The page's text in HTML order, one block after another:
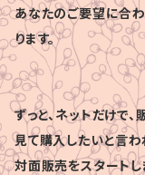
あなたのご要望に合
ります。
ずっと、ネットだけで
見て購入したいと言わ
対面販売をスタートし